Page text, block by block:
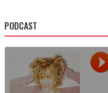
PODCAST